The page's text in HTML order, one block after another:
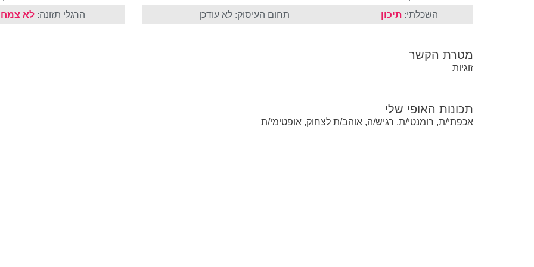
השכלתי: תיכון תחום העיסוק: לא עודכן
הרגלי תזונה: לא
מטרת הקשר
זוגיות
תכונות האופי שלי
אכפתי/ת, רומנטי/ת, רגיש/ה, אוהב/ת לצחוק, אופטימי/ת